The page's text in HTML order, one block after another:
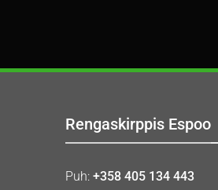
Rengaskirppis Espoo
Puh: +358 405 134 443